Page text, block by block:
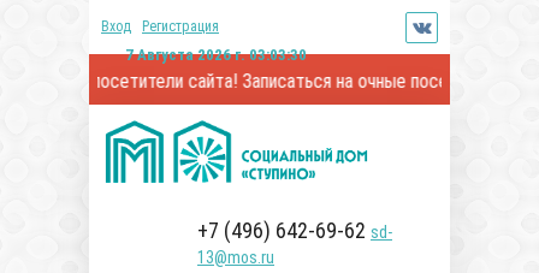
Вход Регистрация
7 Августа 2026 г. 03:03:30
посетители сайта! Записаться на очные посещения и
+7 (496) 642-69-62 sd-
13@mos.ru